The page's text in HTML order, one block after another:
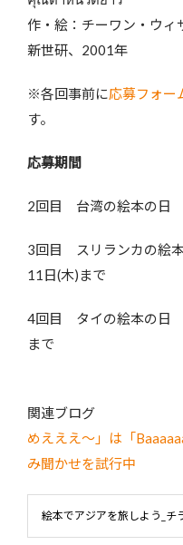
作・絵：チーワン・ウィ
新世研、2001年
※各回事前に応募フォー
す。
応募期間
2回目 台湾の絵本の日
3回目 スリランカの絵
11日(木)まで
4回目 タイの絵本の日
まで
関連ブログ
めえええ～」は「
み聞かせを試行中
絵本でアジアを旅しよう_チ